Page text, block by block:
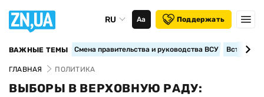
RU Аа Поддержать
ВАЖНЫЕ ТЕМЫ Смена правительства и руководства ВСУ
ГЛАВНАЯ ПОЛИТИКА
ВЫБОРЫ В ВЕРХОВНУЮ РАДУ: